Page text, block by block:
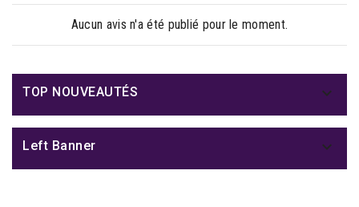
Aucun avis n'a été publié pour le moment.
TOP NOUVEAUTÉS 
Left Banner 